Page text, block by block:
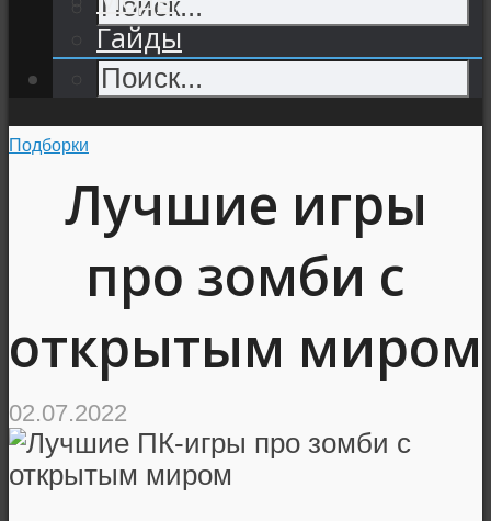
Гайды
Подборки
Лучшие игры
про зомби с
открытым миром
02.07.2022